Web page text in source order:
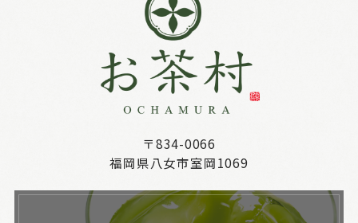
〒834-0066
福岡県八女市室岡1069